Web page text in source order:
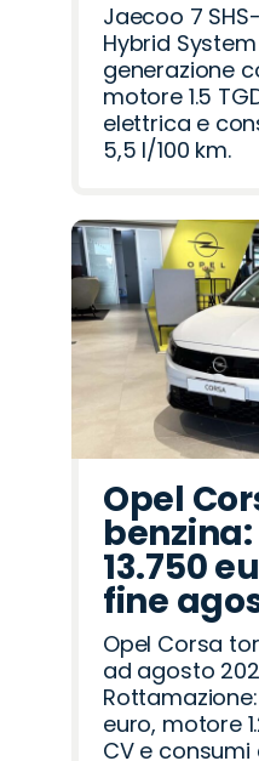
Jaecoo 7
Hybrid
generazione
motore 1.5
elettrica e
5,5 l/100 km.
Opel
13.750
fine
Opel Corsa
ad agosto
euro, motore
CV e consumi